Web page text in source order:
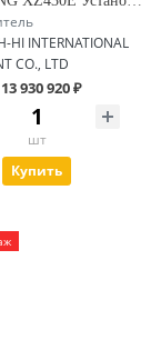
HI INTERNATIONAL
CO., LTD
13 930 920 ₽
шт
Купить